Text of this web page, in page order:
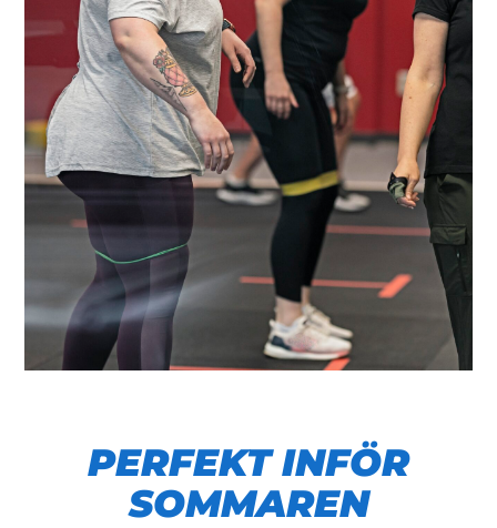
PERFEKT INFÖR
SOMMAREN